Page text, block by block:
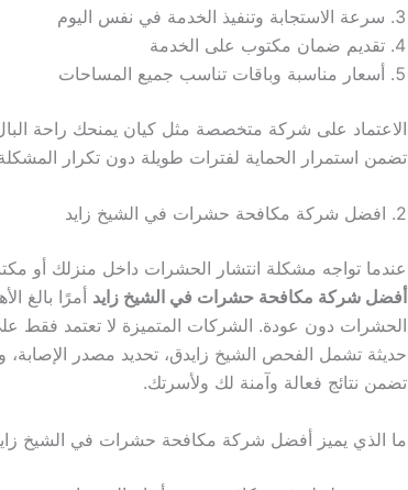
سرعة الاستجابة وتنفيذ الخدمة في نفس اليوم
تقديم ضمان مكتوب على الخدمة
أسعار مناسبة وباقات تناسب جميع المساحات
الاعتماد على شركة متخصصة مثل كيان يمنحك راحة البال
تضمن استمرار الحماية لفترات طويلة دون تكرار
2. افضل شركة مكافحة حشرات في الشيخ زايد
عندما تواجه مشكلة انتشار الحشرات داخل منزلك أو
أفضل شركة مكافحة حشرات في الشيخ زايد أمرًا بالغ
الحشرات دون عودة. الشركات المتميزة لا تعتمد فقط
حديثة تشمل الفحص الشيخ زايدق، تحديد مصدر الإصابة،
تضمن نتائج فعالة وآمنة لك ولأسرتك.
ما الذي يميز أفضل شركة مكافحة حشرات في الشيخ